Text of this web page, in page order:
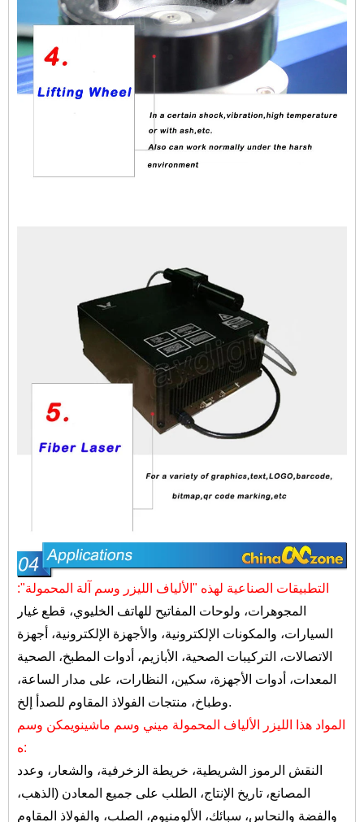
التطبيقات الصناعية لهذه "الألياف الليزر وسم آلة المحمولة":
المجوهرات، ولوحات المفاتيح للهاتف الخليوي، قطع غيار
السيارات، والمكونات الإلكترونية، والأجهزة الإلكترونية، أجهزة
الاتصالات، التركيبات الصحية، الأبازيم، أدوات المطبخ، الصحية
المعدات، أدوات الأجهزة، سكين، النظارات، على مدار الساعة،
وطباخ، منتجات الفولاذ المقاوم للصدأ إلخ.
المواد هذا
الليزر الألياف المحمولة ميني وسم ماشينويمكن وسم
ه:
النقش الرموز الشريطية، خريطة الزخرفية، والشعار، وعدد
المصانع، تاريخ الإنتاج، الطلب على جميع المعادن (الذهب،
والفضة والنحاس، سبائك، الألومنيوم، الصلب، والفولاذ المقاوم